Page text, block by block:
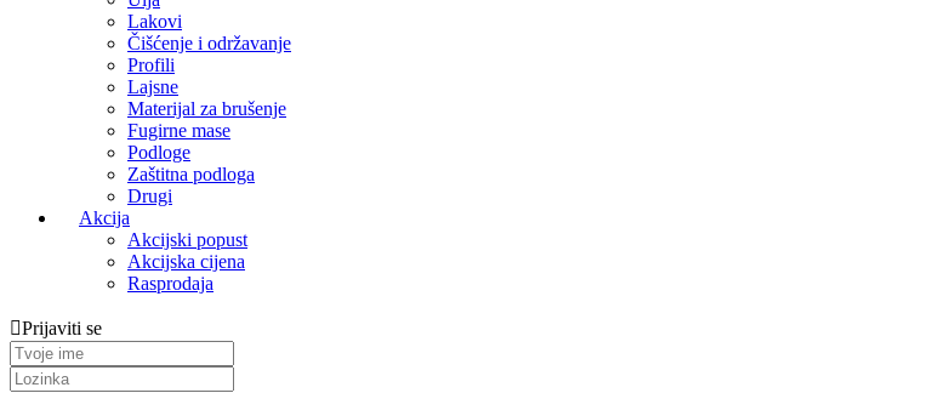
Lakovi
Čišćenje i održavanje
Profili
Lajsne
Materijal za brušenje
Fugirne mase
Podloge
Zaštitna podloga
Drugi
Akcija
Akcijski popust
Akcijska cijena
Rasprodaja
Prijaviti se